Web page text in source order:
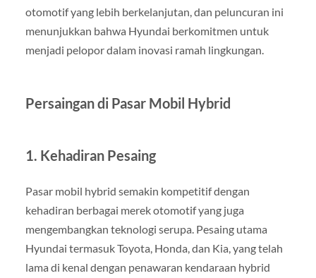
otomotif yang lebih berkelanjutan, dan peluncuran ini
menunjukkan bahwa Hyundai berkomitmen untuk
menjadi pelopor dalam inovasi ramah lingkungan.
Persaingan di Pasar Mobil Hybrid
1. Kehadiran Pesaing
Pasar mobil hybrid semakin kompetitif dengan
kehadiran berbagai merek otomotif yang juga
mengembangkan teknologi serupa. Pesaing utama
Hyundai termasuk Toyota, Honda, dan Kia, yang telah
lama di kenal dengan penawaran kendaraan hybrid